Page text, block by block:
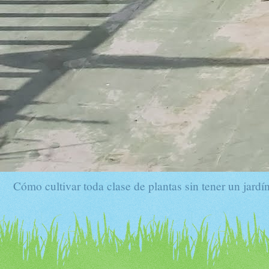
Cómo cultivar toda clase de plantas sin tener un